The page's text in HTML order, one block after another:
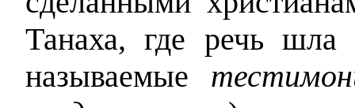
Танаха, где речь
называемые